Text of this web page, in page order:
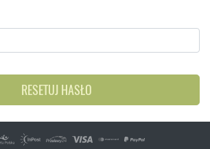
RESETUJ HASŁO